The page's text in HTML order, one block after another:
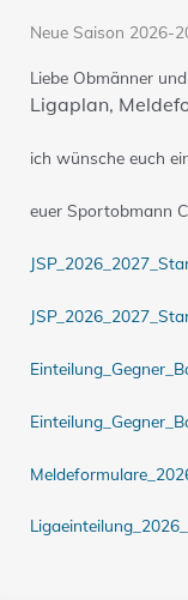
Neue Saison 2026-
Liebe Obmänner
Ligaplan,
ich wünsche euch
euer Sportobmann